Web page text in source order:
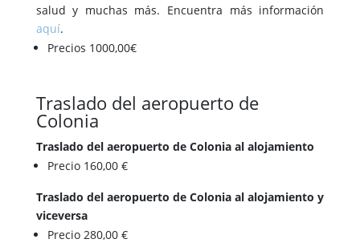
salud y muchas más. Encuentra más información
aquí.
Precios 1000,00€
Traslado del aeropuerto de
Colonia
Traslado del aeropuerto de Colonia al alojamiento
Precio 160,00 €
Traslado del aeropuerto de Colonia al alojamiento y
viceversa
Precio 280,00 €